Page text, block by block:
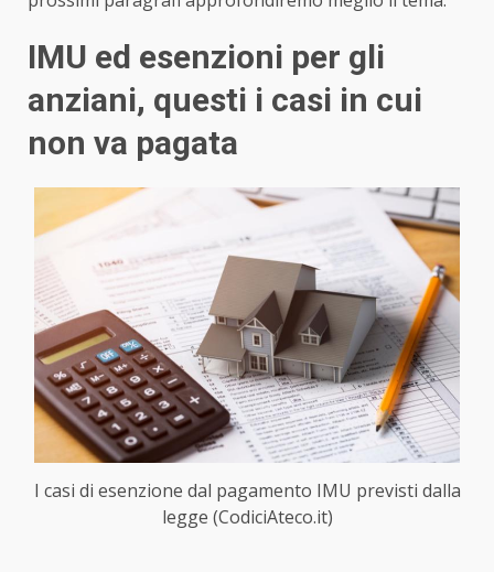
IMU ed esenzioni per gli
anziani, questi i casi in cui
non va pagata
I casi di esenzione dal pagamento IMU previsti dalla
legge (CodiciAteco.it)